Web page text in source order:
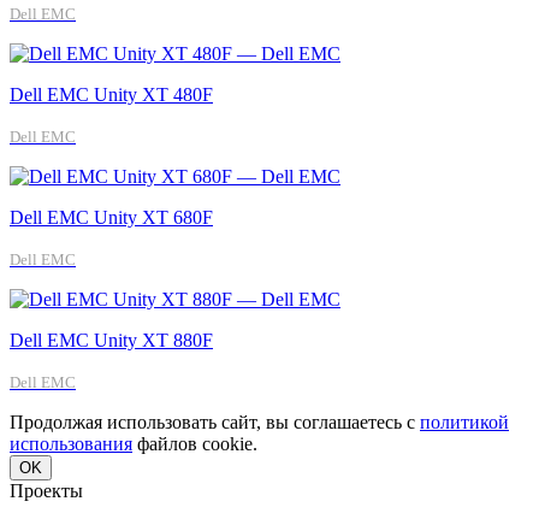
Dell EMC
Dell EMC Unity XT 480F
Dell EMC
Dell EMC Unity XT 680F
Dell EMC
Dell EMC Unity XT 880F
Dell EMC
Продолжая использовать сайт, вы соглашаетесь с политикой
использования файлов cookie.
OK
Проекты